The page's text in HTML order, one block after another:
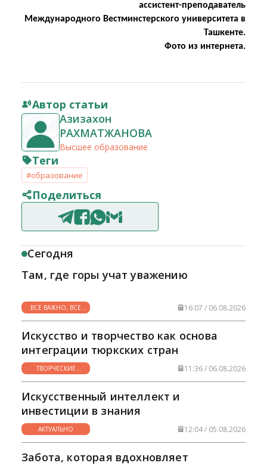
ассистент-преподаватель
Международного Вестминстерского университета в
Ташкенте.
Фото из интернета.
Автор статьи
Азизахон
РАХМАТЖАНОВА
Высшее образование
Теги
#образование
Поделиться
Сегодня
Там, где горы учат уважению
ВСЕ ВАЖНО, ВСЕ
НУЖНО
16:07 / 06.08.2026
Искусство и творчество как основа
интеграции тюркских стран
ТВОРЧЕСКИЕ
ГОРИЗОНТЫ
11:36 / 06.08.2026
Искусственный интеллект и
инвестиции в знания
АКТУАЛЬНО 12:04 / 05.08.2026
Забота, которая вдохновляет